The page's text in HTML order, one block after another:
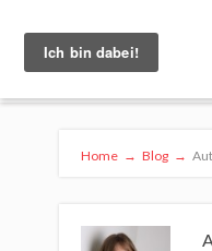
Home → Blog →